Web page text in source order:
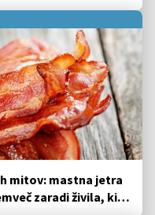
mitov: mastna jetra
zaradi živila, ki